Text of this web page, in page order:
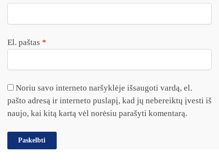
El. paštas *
Noriu savo interneto naršyklėje išsaugoti vardą, el.
pašto adresą ir interneto puslapį, kad jų nebereiktų įvesti iš
naujo, kai kitą kartą vėl norėsiu parašyti komentarą.